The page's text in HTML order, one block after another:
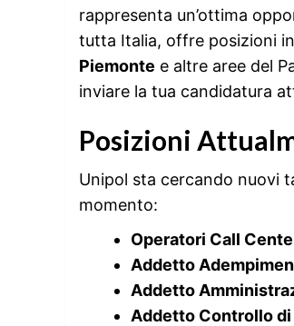
rappresenta un’ottima
tutta Italia, offre posizioni
Piemonte e altre aree del
inviare la tua candidatura
Posizioni
Unipol sta cercando nuovi
momento:
Operatori Call
Addetto
Addetto
Addetto Controllo di